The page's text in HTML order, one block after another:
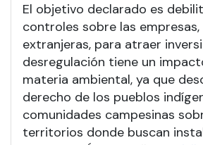
El objetivo declarado es
controles sobre las
extranjeras, para atraer
desregulación tiene un
materia ambiental, ya que
derecho de los pueblos
comunidades campesinas
territorios donde buscan